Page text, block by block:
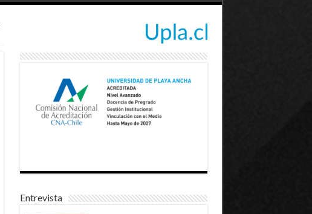
Entrevista